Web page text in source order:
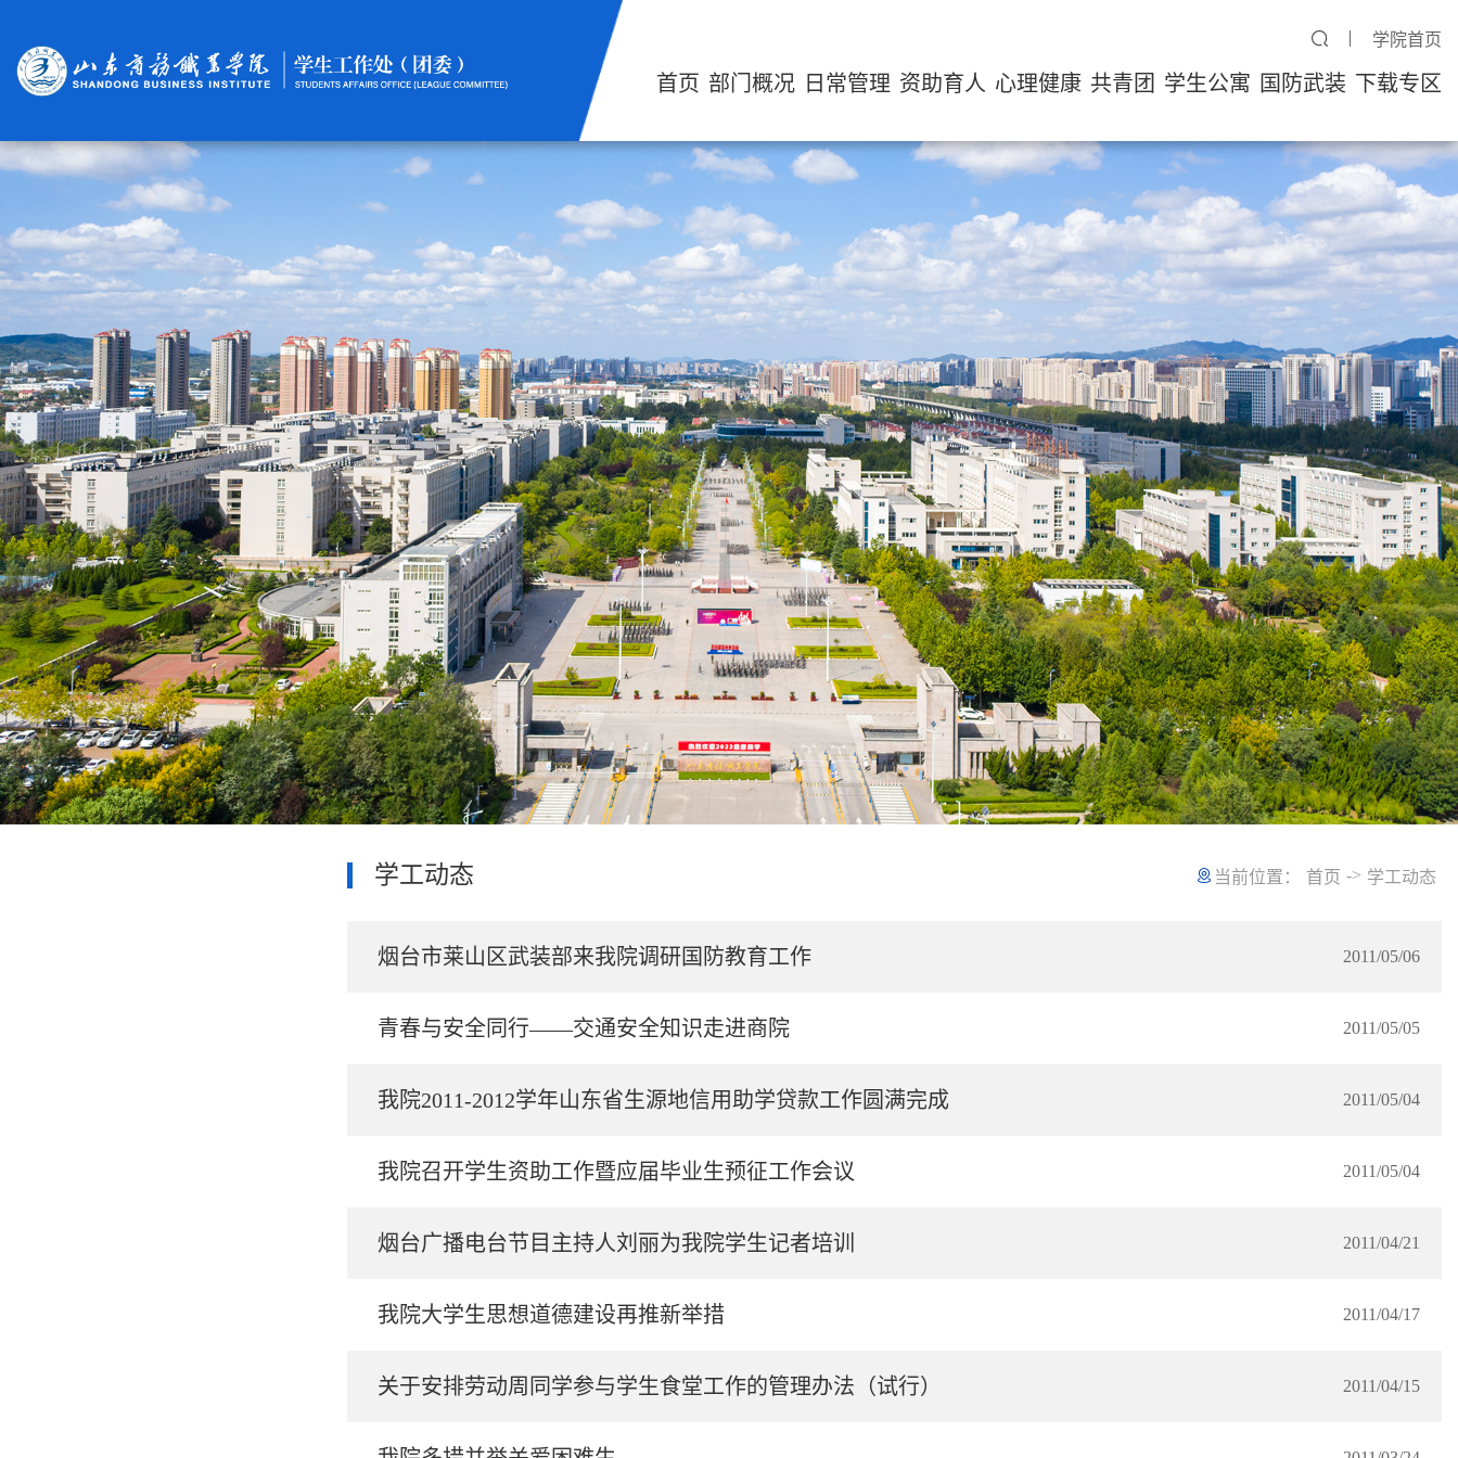
学院首页
首页 部门概况 日常管理 资助育人 心理健康 共青团 学生公寓 国防武装 下载专区
学工动态 当前位置： 首页 -> 学工动态
烟台市莱山区武装部来我院调研国防教育工作 2011/05/06
青春与安全同行——交通安全知识走进商院 2011/05/05
我院2011-2012学年山东省生源地信用助学贷款工作圆满完成 2011/05/04
我院召开学生资助工作暨应届毕业生预征工作会议 2011/05/04
烟台广播电台节目主持人刘丽为我院学生记者培训 2011/04/21
我院大学生思想道德建设再推新举措 2011/04/17
关于安排劳动周同学参与学生食堂工作的管理办法（试行） 2011/04/15